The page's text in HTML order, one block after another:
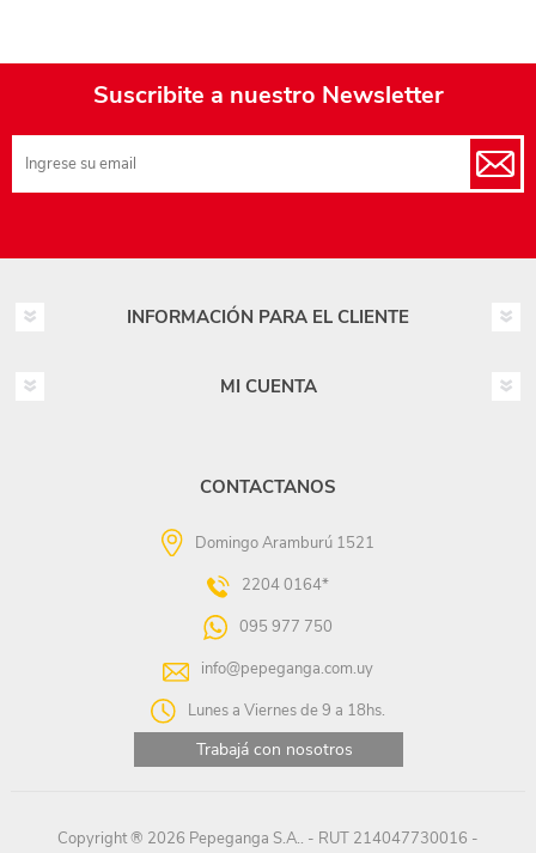
Suscribite a nuestro Newsletter
INFORMACIÓN PARA EL CLIENTE
MI CUENTA
CONTACTANOS
Domingo Aramburú 1521
2204 0164*
095 977 750
info@pepeganga.com.uy
Lunes a Viernes de 9 a 18hs.
Trabajá con nosotros
Copyright ® 2026 Pepeganga S.A.. - RUT 214047730016 -